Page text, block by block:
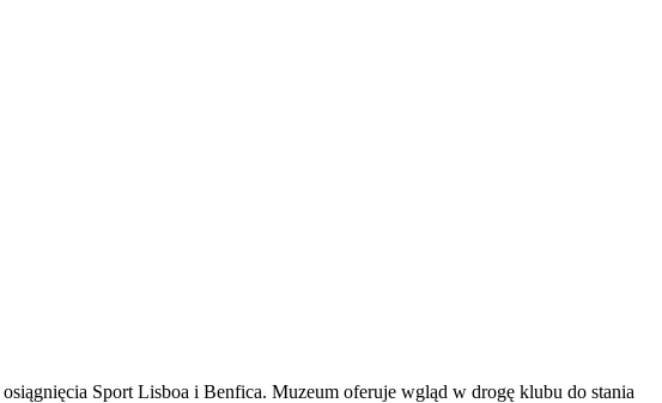
Sport Lisboa i Benfica. Muzeum oferuje wgląd w drogę klubu do stania